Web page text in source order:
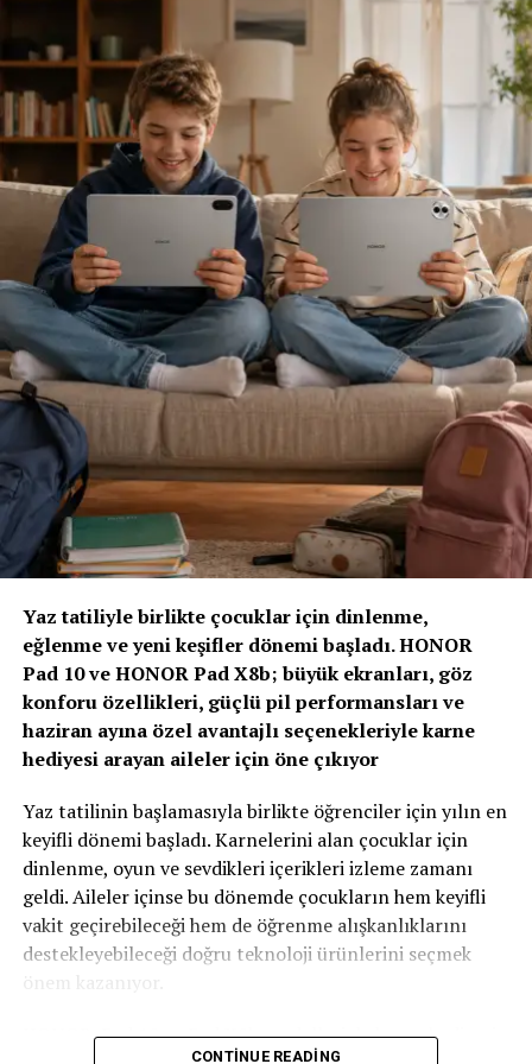
üzerine kurguladığımızda kaybeden taraf oluruz. Gerçek
rekabet; müşteriyi ve acenteyi daha iyi anlamak, riskleri
daha doğru değerlendirmek üzerine kurulmalıdır.”
Sigortacılığı sezonluk indirim odaklı yapıdan
uzaklaştırmak gerektiğini ifade edenÖlken,sözlerine
şöyle devam etti: “Toplam maliyetleri düşüren,
verimliliği artıran ve müşterilerimize daha erişilebilir
çözümler sunan bir sektör yapısına ihtiyacımız var. Bu
yüzden sektör olarak fabrika ayarlarımıza dönmeliyiz.
Bizim fabrika ayarlarımız; müşteriyi anlamakla başlar,
riski doğru değerlendirmekle, acenteyi güçlendirmekle
ve sürdürülebilir fiyatlama disipliniyle şekillenir. AXA
Türkiye olarak Empati Güvencesi yaklaşımımızı önleyici
sigortacılık anlayışıyla birleştiriyor, Adaptif Sigortacılık
2030 vizyonumuzla geleceğe hazırlanıyoruz. Çünkü
gelecekte değer yaratacak olan, yalnızca gerçekleşen
kayıpları karşılayan değil; hayatı koruyan, riskleri
öngören ve dayanıklılığı artıran sigortacılık modelidir.”
“Yapay Zeka ve Veri, Yeni Dönemin Belirleyicileri
Zirvenin dijitalleşme ve veri odaklı müşteri yönetimi
başlıklı oturumlarında, yapay zeka ve büyük verinin
sigortacılıkta karar alma süreçlerindeki etkisi ele alındı.
AXA Türkiye Satış, Kurumsal İletişim ve Sağlık
Başkanı Sanem Çıngay Buçukoğlu: “Önümüzdeki
daha anlamlı müşteri deneyimlerine dönüştürebilmek
olacak. Yapay zeka bize güçlü araçlar sunuyor; ancak
müşteri güvenini inşa eden temel değerler hâlâ şeffaflık,
tutarlılık ve uzun vadeli ilişki kurabilme becerisidir.
Teknolojinin sağladığı hız ve verimliliği, “Empati
Güvencesi” yaklaşımımızı da arkamıza alarak
Yaz tatiliyle birlikte çocuklar için dinlenme,
eğlenme ve yeni keşifler dönemi başladı. HONOR
Pad 10 ve HONOR Pad X8b; büyük ekranları, göz
konforu özellikleri, güçlü pil performansları ve
haziran ayına özel avantajlı seçenekleriyle karne
hediyesi arayan aileler için öne çıkıyor
Yaz tatilinin başlamasıyla birlikte öğrenciler için yılın en
keyifli dönemi başladı. Karnelerini alan çocuklar için
dinlenme, oyun ve sevdikleri içerikleri izleme zamanı
geldi. Aileler içinse bu dönemde çocukların hem keyifli
vakit geçirebileceği hem de öğrenme alışkanlıklarını
destekleyebileceği doğru teknoloji ürünlerini seçmek
önem kazanıyor.
HONOR, Pad 10 ve Pad X8b modelleriyle karne hediyesi
CONTINUE READING